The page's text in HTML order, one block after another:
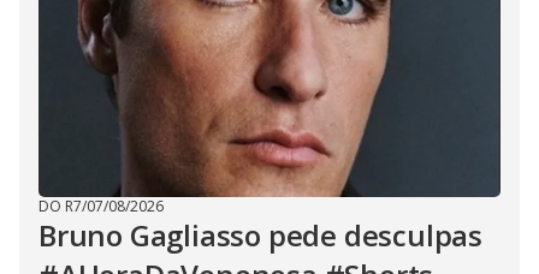
DO R7/07/08/2026
Bruno Gagliasso pede desculpas